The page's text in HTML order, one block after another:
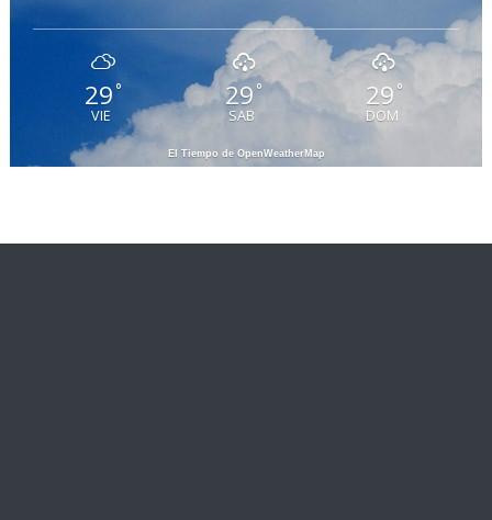
29°
VIE
29 °
SAB
29 °
DOM
El Tiempo de OpenWeatherMap